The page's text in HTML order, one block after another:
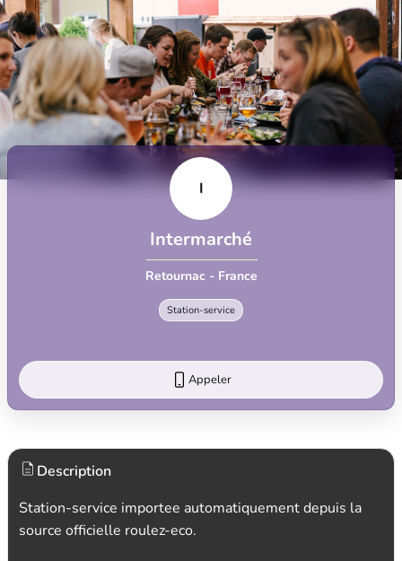
I
Intermarché
Retournac - France
Station-service
Appeler
Description
Station-service importee automatiquement depuis la
source officielle roulez-eco.